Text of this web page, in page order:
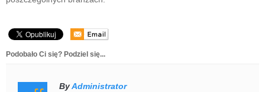
Podobało Ci się? Podziel się...
ByAdministrator